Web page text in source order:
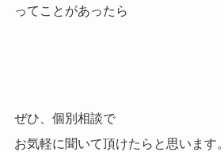
ってことがあったら
ぜひ、個別相談で
お気軽に聞いて頂けたらと思います。